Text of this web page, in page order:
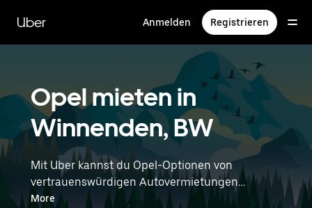
zum
Hauptinhalt
Uber Anmelden Registrieren
Opel mieten in
Winnenden, BW
Mit Uber kannst du Opel-Optionen von
vertrauenswürdigen Autovermietungen
durchstöbern. Finde den richtigen Leihwagen
More